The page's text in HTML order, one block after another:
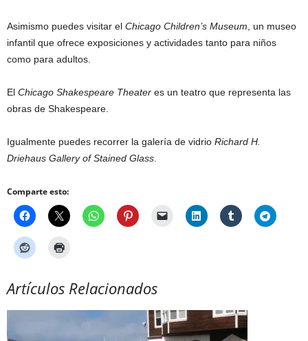
Asimismo puedes visitar el Chicago Children’s Museum, un museo
infantil que ofrece exposiciones y actividades tanto para niños
como para adultos.
El Chicago Shakespeare Theater es un teatro que representa las
obras de Shakespeare.
Igualmente puedes recorrer la galería de vidrio Richard H.
Driehaus Gallery of Stained Glass.
Comparte esto:
Artículos Relacionados